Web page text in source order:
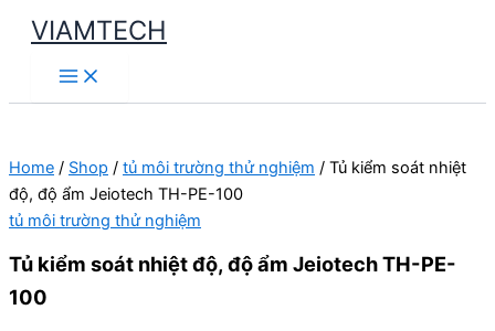
Skip
content
VIAMTECH
Main
Menu
Home / Shop / tủ môi trường thử nghiệm / Tủ kiểm soát nhiệt
độ, độ ẩm Jeiotech TH-PE-100
tủ môi trường thử nghiệm
Tủ kiểm soát nhiệt độ, độ ẩm Jeiotech TH-PE-
100